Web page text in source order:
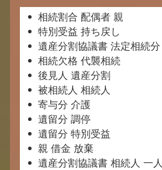
相続割合 配偶者 親
特別受益 持ち戻し
遺産分割協議書 法定相続分
相続欠格 代襲相続
後見人 遺産分割
被相続人 相続人
寄与分 介護
遺留分 調停
遺留分 特別受益
親 借金 放棄
遺産分割協議書 相続人 一人